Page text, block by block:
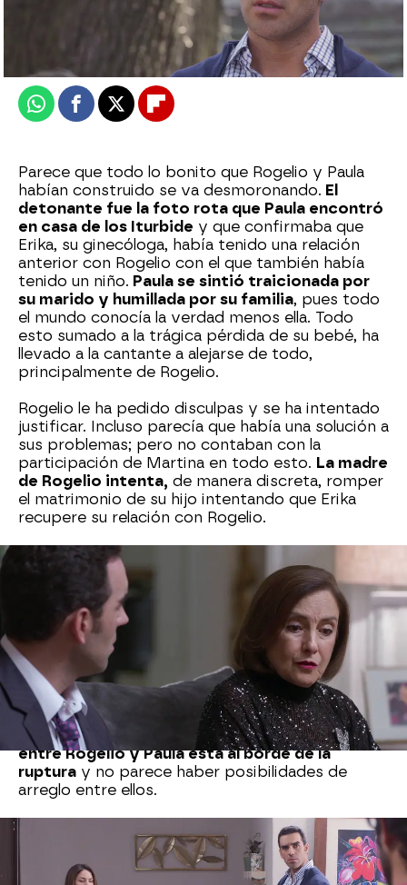
29 de abril de 2025, 11:45
WhatsappFacebook
X Flipboard
Parece que todo lo bonito que Rogelio y Paula
habían construido se va desmoronando. El
detonante fue la foto rota que Paula encontró
en casa de los Iturbide y que confirmaba que
Erika, su ginecóloga, había tenido una relación
anterior con Rogelio con el que también había
tenido un niño. Paula se sintió traicionada por
su marido y humillada por su familia, pues todo
el mundo conocía la verdad menos ella. Todo
esto sumado a la trágica pérdida de su bebé, ha
llevado a la cantante a alejarse de todo,
principalmente de Rogelio.
Rogelio le ha pedido disculpas y se ha intentado
justificar. Incluso parecía que había una solución a
sus problemas; pero no contaban con la
participación de Martina en todo esto. La madre
de Rogelio intenta, de manera discreta, romper
el matrimonio de su hijo intentando que Erika
recupere su relación con Rogelio.
Además, los malos entendidos aparecen cuando
Rogelio acude a la casa de Paula para intentar
solucionar sus asuntos y
descubre que allí se
encuentra Ulises
, un reciente amigo de su mujer.
Rogelio cree que ella ya le ha reemplazado por
otro. Por si fuera poco, la abogada de Paula le ha
presentado una demanda de divorcio y le ha
pedido una gran suma de dinero, contradiciendo
la petición de Paula de que no quería recibir
ningún dinero de los Iturbide.El matrimonio
entre Rogelio y Paula está al borde de la
ruptura y no parece haber posibilidades de
arreglo entre ellos.
» Series » Eternamente amándonos » Momentos